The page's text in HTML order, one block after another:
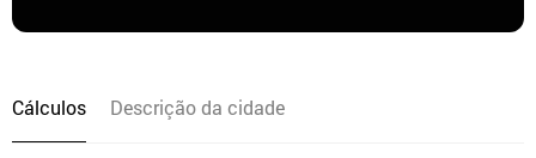
Cálculos Descrição da cidade